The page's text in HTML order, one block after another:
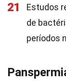
21
Estudos
de
períodos